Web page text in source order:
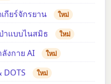
กียร์จักรยาน ใหม่
าแบบไนสมิธ ใหม่
งกาย AI ใหม่
ใหม่